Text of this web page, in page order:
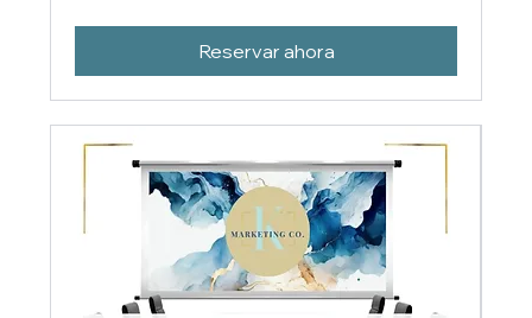
Reservar ahora